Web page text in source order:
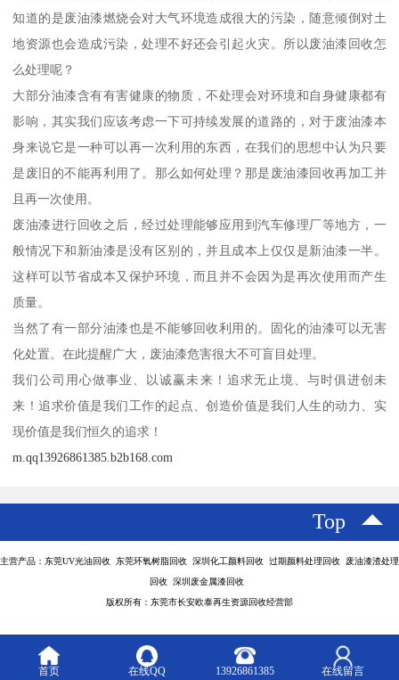
知道的是废油漆燃烧会对大气环境造成很大的污染，随意倾倒对土
地资源也会造成污染，处理不好还会引起火灾。所以废油漆回收怎
么处理呢？
大部分油漆含有有害健康的物质，不处理会对环境和自身健康都有
影响，其实我们应该考虑一下可持续发展的道路的，对于废油漆本
身来说它是一种可以再一次利用的东西，在我们的思想中认为只要
是废旧的不能再利用了。那么如何处理？那是废油漆回收再加工并
且再一次使用。
废油漆进行回收之后，经过处理能够应用到汽车修理厂等地方，一
般情况下和新油漆是没有区别的，并且成本上仅仅是新油漆一半。
这样可以节省成本又保护环境，而且并不会因为是再次使用而产生
质量。
当然了有一部分油漆也是不能够回收利用的。固化的油漆可以无害
化处置。在此提醒广大，废油漆危害很大不可盲目处理。
我们公司用心做事业、以诚赢未来！追求无止境、与时俱进创未
来！追求价值是我们工作的起点、创造价值是我们人生的动力、实
现价值是我们恒久的追求！
m.qq13926861385.b2b168.com
Top
主营产品：东莞UV光油回收 东莞环氧树脂回收 深圳化工颜料回收 过期颜料处理回收 废油漆渣处理
回收 深圳废金属漆回收
版权所有：东莞市长安欧泰再生资源回收经营部
首页 在线QQ 13926861385 在线留言